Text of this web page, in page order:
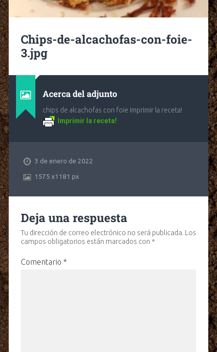
Chips-de-alcachofas-con-foie-
3.jpg
Acerca del adjunto
chips de alcachofas con foie Imprimir la receta!
Imprimir la receta!
3 de enero de 2022
1575x1181 px
Deja una respuesta
Tu dirección de correo electrónico no será publicada. Los
campos obligatorios están marcados con *
Comentario *